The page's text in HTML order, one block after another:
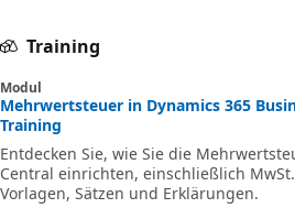
Training
Modul
Mehrwertsteuer in Dynamics 365
Training
Entdecken Sie, wie Sie die
Central einrichten, einschließlich
Vorlagen, Sätzen und Erklärungen.